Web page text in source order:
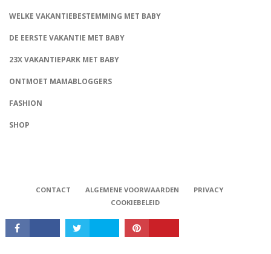
WELKE VAKANTIEBESTEMMING MET BABY
DE EERSTE VAKANTIE MET BABY
23X VAKANTIEPARK MET BABY
ONTMOET MAMABLOGGERS
FASHION
SHOP
CONTACT ALGEMENE VOORWAARDEN
PRIVACY
COOKIEBELEID
Babystraatje.nl, Copyright © 2019